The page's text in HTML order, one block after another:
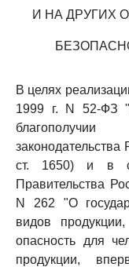
И НА ДРУГИХ
В целях
1999 г. N 52-ФЗ
ст. 1650) и в
Правительства
N 262 "О
видов
опасность для
продукции,